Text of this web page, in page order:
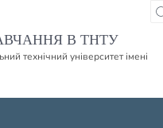
В ТНТУ
технічний університет імені